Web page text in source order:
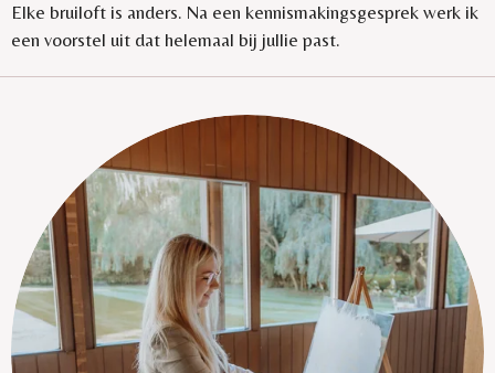
Elke bruiloft is anders. Na een kennismakingsgesprek werk ik
een voorstel uit dat helemaal bij jullie past.